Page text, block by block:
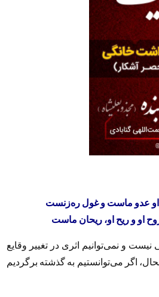
او عدو ماست و غول ره‌زنست
او و ریح او، ریحان ماست
را بازگشتی نیست و نمی‌توانیم اثری در تغییر وقایع
اگر می‌توانستیم به گذشته برگردیم